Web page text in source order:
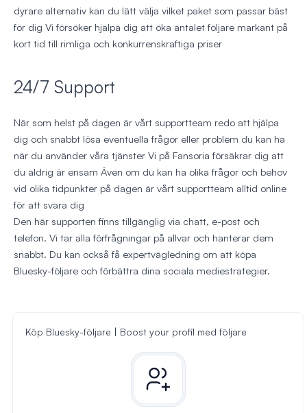
dyrare alternativ kan du lätt välja vilket paket som passar bäst
för dig Vi försöker hjälpa dig att öka antalet följare markant på
kort tid till rimliga och konkurrenskraftiga priser
24/7 Support
När som helst på dagen är vårt supportteam redo att hjälpa
dig och snabbt lösa eventuella frågor eller problem du kan ha
när du använder våra tjänster Vi på Fansoria försäkrar dig att
du aldrig är ensam Även om du kan ha olika frågor och behov
vid olika tidpunkter på dagen är vårt supportteam alltid online
för att svara dig
Den här supporten finns tillgänglig via chatt, e-post och
telefon. Vi tar alla förfrågningar på allvar och hanterar dem
snabbt. Du kan också få expertvägledning om att köpa
Bluesky-följare och förbättra dina sociala mediestrategier.
Köp Bluesky-följare | Boost your profil med följare